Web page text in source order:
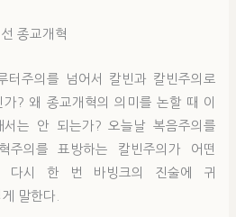
종교개혁
터주의를 넘어서 칼빈과 칼빈주의로
? 왜 종교개혁의 의미를 논할 때 이
서는 안 되는가? 오늘날 복음주의를
주의를 표방하는 칼빈주의가 어떤
다시 한 번 바빙크의 진술에 귀
말한다.